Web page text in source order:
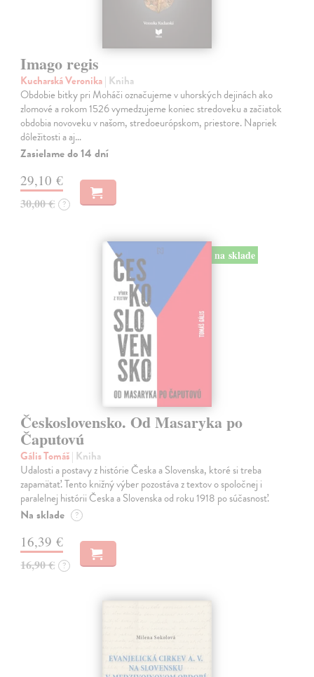
Imago regis
Kucharská Veronika| Kniha
Obdobie bitky pri Moháči označujeme v uhorských dejinách ako
zlomové a rokom 1526 vymedzujeme koniec stredoveku a začiatok
obdobia novoveku v našom, stredoeurópskom, priestore. Napriek
dôležitosti a aj…
Zasielame do 14 dní
29,10 €
30,00 € ?
na sklade
Československo. Od Masaryka po
Čaputovú
Gális Tomáš| Kniha
Udalosti a postavy z histórie Česka a Slovenska, ktoré si treba
zapamätať. Tento knižný výber pozostáva z textov o spoločnej i
paralelnej histórii Česka a Slovenska od roku 1918 po súčasnosť.
Na sklade ?
16,39 €
16,90 € ?